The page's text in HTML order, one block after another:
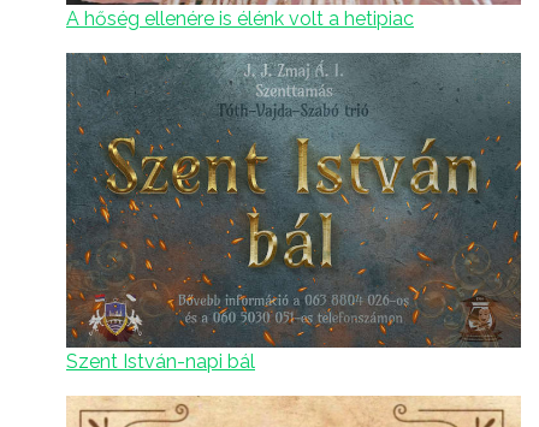
A hőség ellenére is élénk volt a hetipiac
Szent István-napi bál